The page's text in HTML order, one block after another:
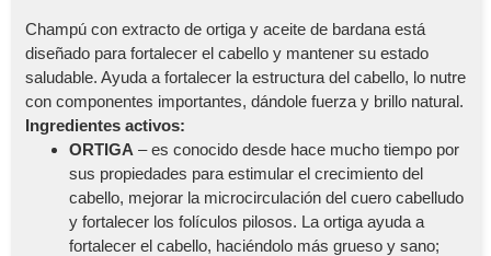
Champú con extracto de ortiga y aceite de bardana está
diseñado para fortalecer el cabello y mantener su estado
saludable. Ayuda a fortalecer la estructura del cabello, lo nutre
con componentes importantes, dándole fuerza y brillo natural.
Ingredientes activos:
ORTIGA – es conocido desde hace mucho tiempo por
sus propiedades para estimular el crecimiento del
cabello, mejorar la microcirculación del cuero cabelludo
y fortalecer los folículos pilosos. La ortiga ayuda a
fortalecer el cabello, haciéndolo más grueso y sano;